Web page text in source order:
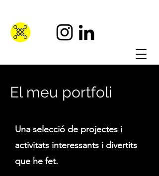
El meu portfoli
Una selecció de projectes i
activitats interessants i divertits
que he fet.